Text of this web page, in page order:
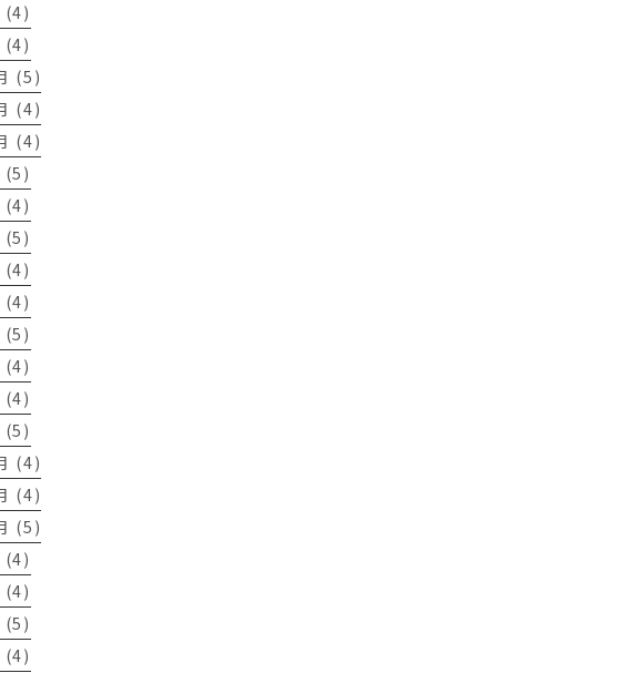
(4)
(4)
(5)
(4)
(4)
(5)
(4)
(5)
(4)
(4)
(5)
(4)
(4)
(5)
(4)
(4)
(5)
(4)
(4)
(5)
(4)